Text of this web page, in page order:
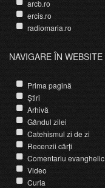
arcb.ro
ercis.ro
radiomaria.ro
NAVIGARE ÎN WEBSITE
Prima pagină
Știri
Arhivă
Gândul zilei
Catehismul zi de zi
Recenzii cărți
Comentariu evanghelic
Video
Curia